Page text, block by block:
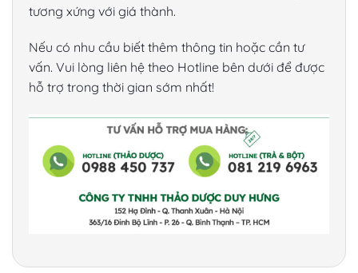
tương xứng với giá thành.
Nếu có nhu cầu biết thêm thông tin hoặc cần tư
vấn. Vui lòng liên hệ theo Hotline bên dưới để được
hỗ trợ trong thời gian sớm nhất!